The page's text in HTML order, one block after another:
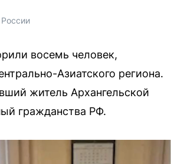
восемь человек,
Азиатского региона.
житель Архангельской
гражданства РФ.